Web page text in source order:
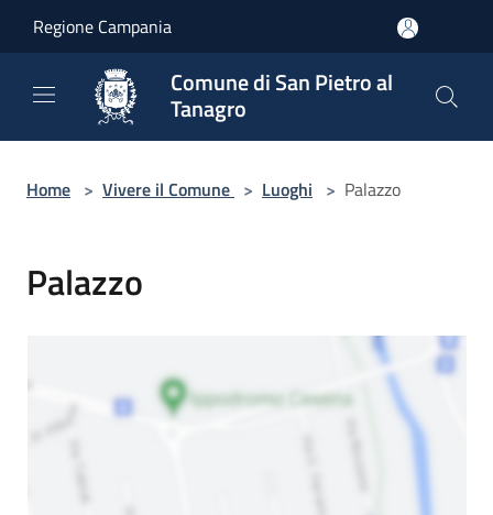
Regione Campania
Comune di San Pietro al
Tanagro
Home > Vivere il Comune > Luoghi > Palazzo
Palazzo